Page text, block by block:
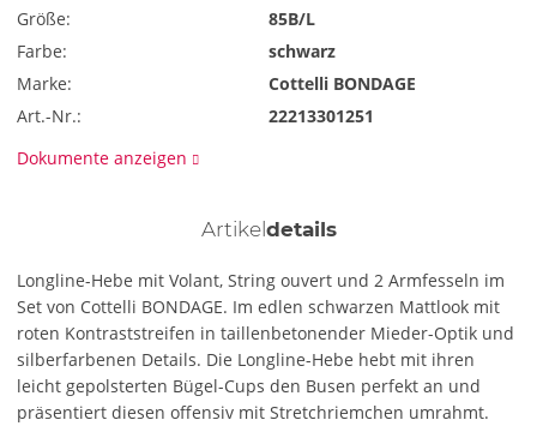
Größe:
85B/L
Farbe:
schwarz
Marke:
Cottelli BONDAGE
Art.-Nr.:
22213301251
Dokumente anzeigen
Artikel details
Longline-Hebe mit Volant, String ouvert und 2 Armfesseln im
Set von Cottelli BONDAGE. Im edlen schwarzen Mattlook mit
roten Kontraststreifen in taillenbetonender Mieder-Optik und
silberfarbenen Details. Die Longline-Hebe hebt mit ihren
leicht gepolsterten Bügel-Cups den Busen perfekt an und
präsentiert diesen offensiv mit Stretchriemchen umrahmt.